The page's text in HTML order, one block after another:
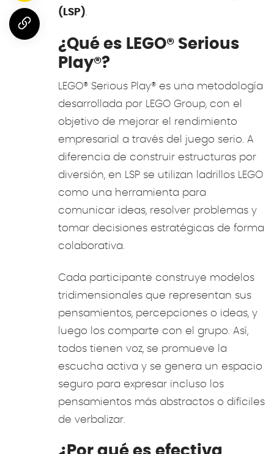
(LSP)
¿Qué es LEGO® Serious
Play®?
LEGO® Serious Play® es una metodología
desarrollada por LEGO Group, con el
objetivo de mejorar el rendimiento
empresarial a través del juego serio. A
diferencia de construir estructuras por
diversión, en LSP se utilizan ladrillos LEGO
como una herramienta para
comunicar ideas, resolver problemas y
tomar decisiones estratégicas de forma
colaborativa.
Cada participante construye modelos
tridimensionales que representan sus
pensamientos, percepciones o ideas, y
luego los comparte con el grupo. Así,
todos tienen voz, se promueve la
escucha activa y se genera un espacio
seguro para expresar incluso los
pensamientos más abstractos o difíciles
de verbalizar.